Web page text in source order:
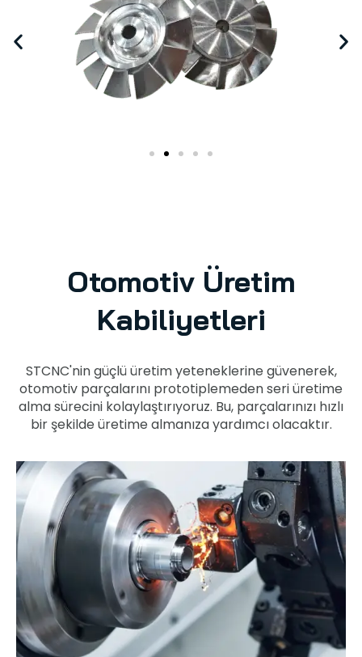
Otomotiv Üretim
Kabiliyetleri
STCNC'nin güçlü üretim yeteneklerine güvenerek,
otomotiv parçalarını prototiplemeden seri üretime
alma sürecini kolaylaştırıyoruz. Bu, parçalarınızı hızlı
bir şekilde üretime almanıza yardımcı olacaktır.